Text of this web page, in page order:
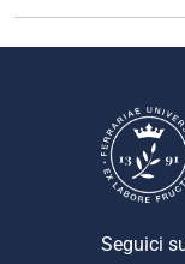
Seguici